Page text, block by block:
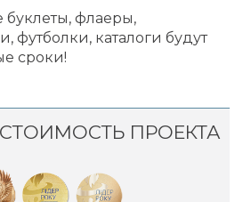
буклеты, флаеры,
футболки, каталоги будут
сроки!
ПРОЕКТА